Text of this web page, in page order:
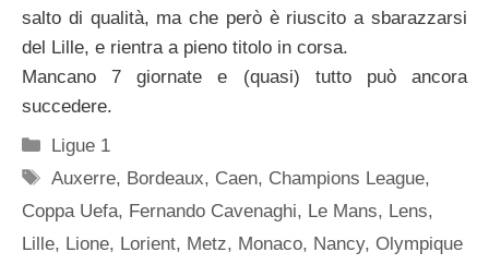
salto di qualità, ma che però è riuscito a sbarazzarsi
del Lille, e rientra a pieno titolo in corsa.
Mancano 7 giornate e (quasi) tutto può ancora
succedere.
Categorie
Ligue 1
Tag
Auxerre, Bordeaux, Caen, Champions League,
Coppa Uefa, Fernando Cavenaghi, Le Mans, Lens,
Lille, Lione, Lorient, Metz, Monaco, Nancy, Olympique